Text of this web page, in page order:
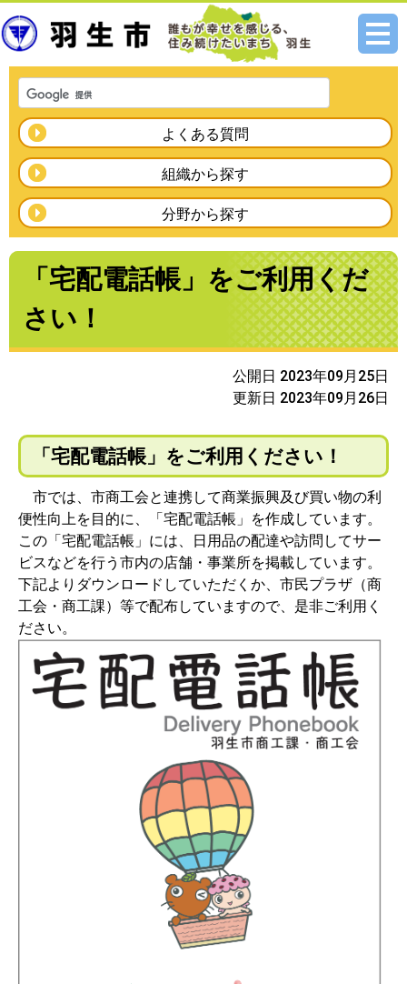
メニ
よくある質問
組織から探す
分野から探す
「宅配電話帳」をご利用くだ
さい！
公開日 2023年09月25日
更新日 2023年09月26日
「宅配電話帳」をご利用ください！
市では、市商工会と連携して商業振興及び買い物の利
便性向上を目的に、「宅配電話帳」を作成しています。
この「宅配電話帳」には、日用品の配達や訪問してサー
ビスなどを行う市内の店舗・事業所を掲載しています。
下記よりダウンロードしていただくか、市民プラザ（商
工会・商工課）等で配布していますので、是非ご利用く
ださい。